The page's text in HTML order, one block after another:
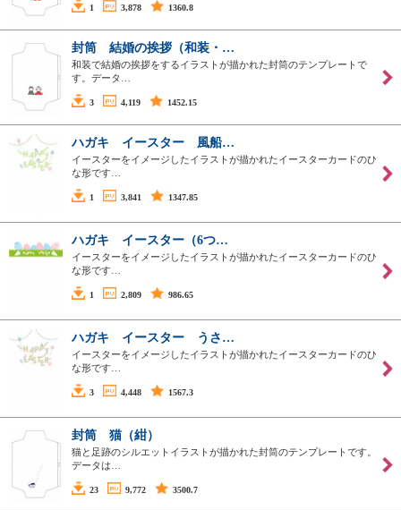
1 3,878 1360.8
封筒 結婚の挨拶（和装・…
和装で結婚の挨拶をするイラストが描かれた封筒のテンプレートで
す。データ…
3 4,119 1452.15
ハガキ イースター 風船…
イースターをイメージしたイラストが描かれたイースターカードのひ
な形です…
1 3,841 1347.85
ハガキ イースター（6つ…
イースターをイメージしたイラストが描かれたイースターカードのひ
な形です…
1 2,809 986.65
ハガキ イースター うさ…
イースターをイメージしたイラストが描かれたイースターカードのひ
な形です…
3 4,448 1567.3
封筒 猫（紺）
猫と足跡のシルエットイラストが描かれた封筒のテンプレートです。
データは…
23 9,772 3500.7